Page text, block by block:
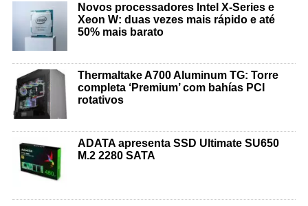
Novos processadores Intel X-Series e
Xeon W: duas vezes mais rápido e até
50% mais barato
Thermaltake A700 Aluminum TG: Torre
completa ‘Premium’ com bahías PCI
rotativos
ADATA apresenta SSD Ultimate SU650
M.2 2280 SATA